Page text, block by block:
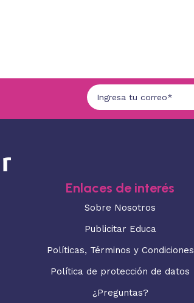
Enlaces de interés
Sobre Nosotros
Publicitar Educa
Políticas, Términos y Condiciones
Política de protección de datos
¿Preguntas?